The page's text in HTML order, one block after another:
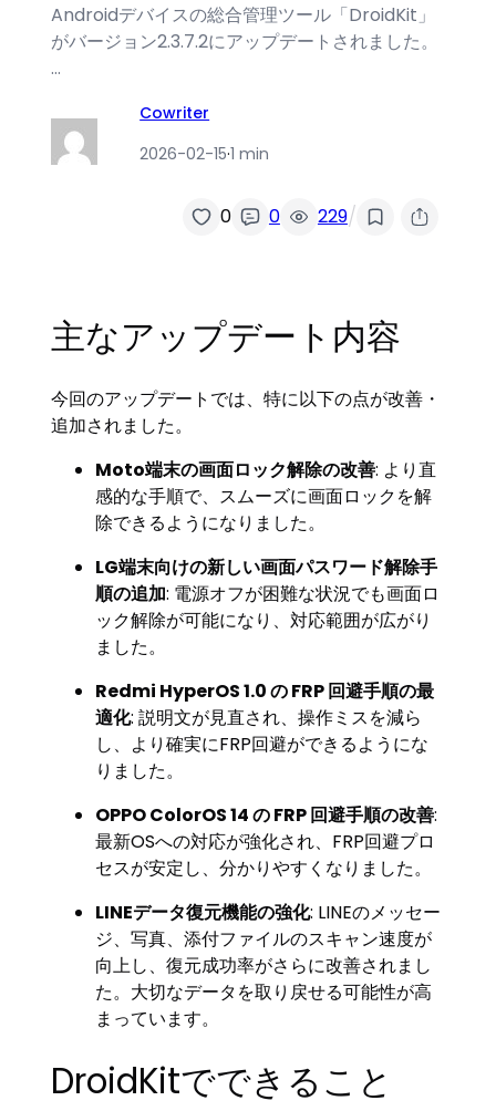
Androidデバイスの総合管理ツール「DroidKit」
がバージョン2.3.7.2にアップデートされました。
…
Cowriter
2026-02-15·1 min
0 0 229/
主なアップデート内容
今回のアップデートでは、特に以下の点が改善・
追加されました。
Moto端末の画面ロック解除の改善: より直
感的な手順で、スムーズに画面ロックを解
除できるようになりました。
LG端末向けの新しい画面パスワード解除手
順の追加: 電源オフが困難な状況でも画面ロ
ック解除が可能になり、対応範囲が広がり
ました。
Redmi HyperOS 1.0 の FRP 回避手順の最
適化: 説明文が見直され、操作ミスを減ら
し、より確実にFRP回避ができるようにな
りました。
OPPO ColorOS 14 の FRP 回避手順の改善:
最新OSへの対応が強化され、FRP回避プロ
セスが安定し、分かりやすくなりました。
LINEデータ復元機能の強化: LINEのメッセー
ジ、写真、添付ファイルのスキャン速度が
向上し、復元成功率がさらに改善されまし
た。大切なデータを取り戻せる可能性が高
まっています。
DroidKitでできること